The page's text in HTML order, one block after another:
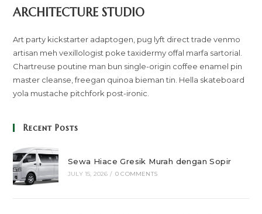
ARCHITECTURE STUDIO
Art party kickstarter adaptogen, pug lyft direct trade venmo
artisan meh vexillologist poke taxidermy offal marfa sartorial.
Chartreuse poutine man bun single-origin coffee enamel pin
master cleanse, freegan quinoa bieman tin. Hella skateboard
yola mustache pitchfork post-ironic.
Recent Posts
Sewa Hiace Gresik Murah dengan Sopir
JULY 15, 2026 / 0 COMMENTS